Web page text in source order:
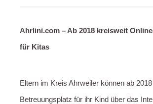
Ahrlini.com – Ab 2018 kreisweit
für Kitas
Eltern im Kreis Ahrweiler können ab
Betreuungsplatz für ihr Kind über das